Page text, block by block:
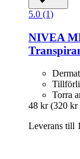
5.0 (1)
NIVEA
Torra
48 kr (320 kr
Leverans till